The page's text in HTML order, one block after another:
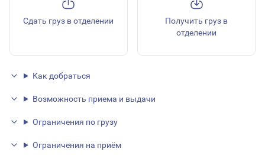
Сдать груз в отделении
Получить груз в
отделении
Как добраться
Возможность приема и выдачи
Ограничения по грузу
Ограничения на приём